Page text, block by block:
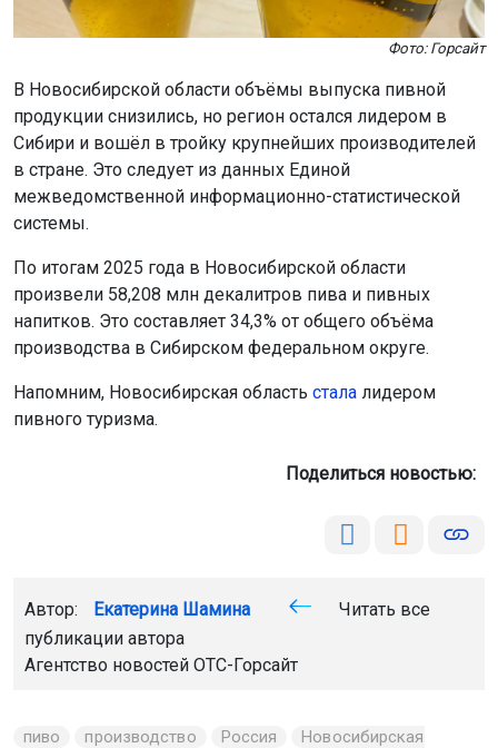
Фото: Горсайт
В Новосибирской области объёмы выпуска пивной
продукции снизились, но регион остался лидером в
Сибири и вошёл в тройку крупнейших производителей
в стране. Это следует из данных Единой
межведомственной информационно-статистической
системы.
По итогам 2025 года в Новосибирской области
произвели 58,208 млн декалитров пива и пивных
напитков. Это составляет 34,3% от общего объёма
производства в Сибирском федеральном округе.
Напомним, Новосибирская область стала лидером
пивного туризма.
Поделиться новостью:
Автор: Екатерина Шамина
Читать все
публикации автора
Агентство новостей ОТС-Горсайт
пиво производство Россия
Новосибирская